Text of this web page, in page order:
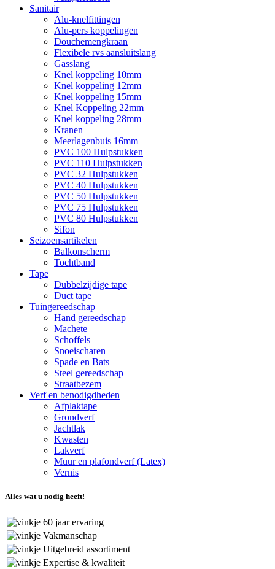
Sanitair
Alu-knelfittingen
Alu-pers koppelingen
Douchemengkraan
Flexibele rvs aansluitslang
Gasslang
Knel koppeling 10mm
Knel koppeling 12mm
Knel koppeling 15mm
Knel Koppeling 22mm
Knel koppeling 28mm
Kranen
Meerlagenbuis 16mm
PVC 100 Hulpstukken
PVC 110 Hulpstukken
PVC 32 Hulpstukken
PVC 40 Hulpstukken
PVC 50 Hulpstukken
PVC 75 Hulpstukken
PVC 80 Hulpstukken
Sifon
Seizoensartikelen
Balkonscherm
Tochtband
Tape
Dubbelzijdige tape
Duct tape
Tuingereedschap
Hand gereedschap
Machete
Schoffels
Snoeischaren
Spade en Bats
Steel gereedschap
Straatbezem
Verf en benodigdheden
Afplaktape
Grondverf
Jachtlak
Kwasten
Lakverf
Muur en plafondverf (Latex)
Vernis
Alles wat u nodig heeft!
60 jaar ervaring
Vakmanschap
Uitgebreid assortiment
Expertise & kwaliteit